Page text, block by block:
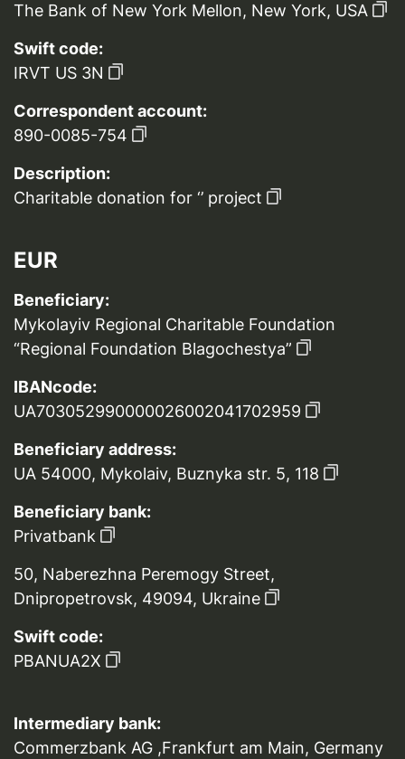
The Bank of New York Mellon, New York, USA
Swift code:
IRVT US 3N
Correspondent account:
890-0085-754
Description:
Charitable donation for ‘’ project
EUR
Beneficiary:
Mykolayiv Regional Charitable Foundation
“Regional Foundation Blagochestya”
IBANcode:
UA703052990000026002041702959
Beneficiary address:
UA 54000, Mykolaiv, Buznyka str. 5, 118
Beneficiary bank:
Privatbank
50, Naberezhna Peremogy Street,
Dnipropetrovsk, 49094, Ukraine
Swift code:
PBANUA2X
Intermediary bank:
Commerzbank AG ,Frankfurt am Main, Germany